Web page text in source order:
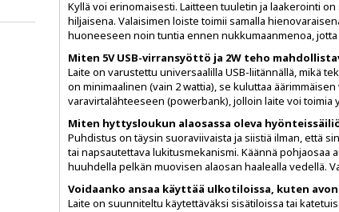
Kyllä voi erinomaisesti. Laitteen tuuletin ja laakerointi
hiljaisena. Valaisimen loiste toimii samalla
huoneeseen noin tuntia ennen nukkumaanmenoa,
Miten 5V USB-virransyöttö ja 2W teho
Laite on varustettu universaalilla USB-liitännällä, mikä
on minimaalinen (vain 2 wattia), se kuluttaa
varavirtalähteeseen (powerbank), jolloin laite voi
Miten hyttysloukun alaosassa oleva
Puhdistus on täysin suoraviivaista ja siistiä ilman, että
tai napsautettava lukitusmekanismi. Käännä
huuhdella pelkän muovisen alaosan haalealla vedellä.
Voidaanko ansaa käyttää ulkotiloissa, kuten
Laite on suunniteltu käytettäväksi sisätiloissa tai